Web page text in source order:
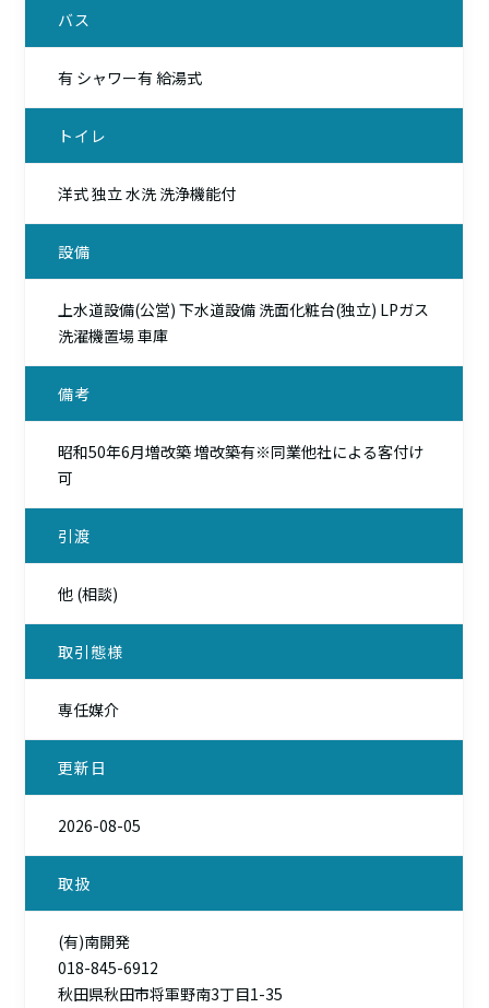
バス
有 シャワー有 給湯式
トイレ
洋式 独立 水洗 洗浄機能付
設備
上水道設備(公営) 下水道設備 洗面化粧台(独立) LPガス
洗濯機置場 車庫
備考
昭和50年6月増改築 増改築有※同業他社による客付け
可
引渡
他 (相談)
取引態様
専任媒介
更新日
2026-08-05
取扱
(有)南開発
018-845-6912
秋田県秋田市将軍野南3丁目1-35